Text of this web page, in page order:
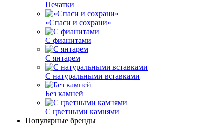
Печатки
«Спаси и сохрани»
С фианитами
С янтарем
С натуральными вставками
Без камней
С цветными камнями
Популярные бренды